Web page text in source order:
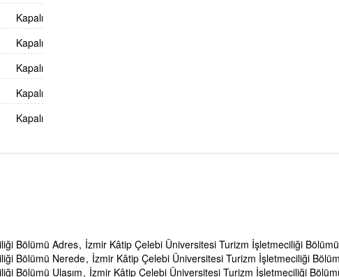
Kapalı
Kapalı
Kapalı
Kapalı
Kapalı
Bölümü Adres İzmir Kâtip Çelebi Üniversitesi Turizm İşletmeciliği
Bölümü Nerede İzmir Kâtip Çelebi Üniversitesi Turizm İşletmeciliği
Bölümü Ulaşım İzmir Kâtip Çelebi Üniversitesi Turizm İşletmeciliği